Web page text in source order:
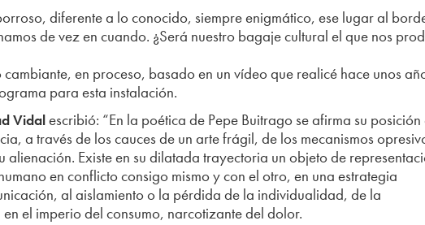
diferente a lo conocido, siempre enigmático, ese lugar al
de vez en cuando. ¿Será nuestro bagaje cultural el que nos
en proceso, basado en un vídeo que realicé hace unos
para esta instalación.
Vidalescribió: “En la poética de Pepe Buitrago se afirma su posición
a través de los cauces de un arte frágil, de los mecanismos
alienación. Existe en su dilatada trayectoria un objeto de
en conflicto consigo mismo y con el otro, en una estrategia
al aislamiento o la pérdida de la individualidad, de la
el imperio del consumo, narcotizante del dolor.